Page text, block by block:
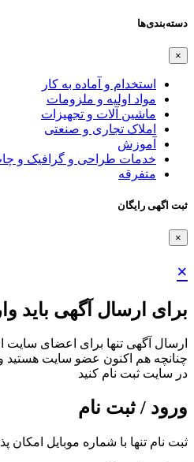
دسته‌بندی‌ها
×
استخدام و آماده به کار
مواد اولیه و ملزومات
ماشین آلات و تجهیزات
املاک تجاری و صنعتی
آموزش
خدمات طراحی و گرافیک و
متفرقه
ثبت اگهی رایگان
×
×
برای ارسال آگهی باید
ارسال آگهی تنها برای اعضای سایت
چنانچه هم‌ اکنون عضو سایت هستید
در سایت ثبت نام کنید
ورود / ثبت نام
ثبت نام تنها با شماره موبایل امکان